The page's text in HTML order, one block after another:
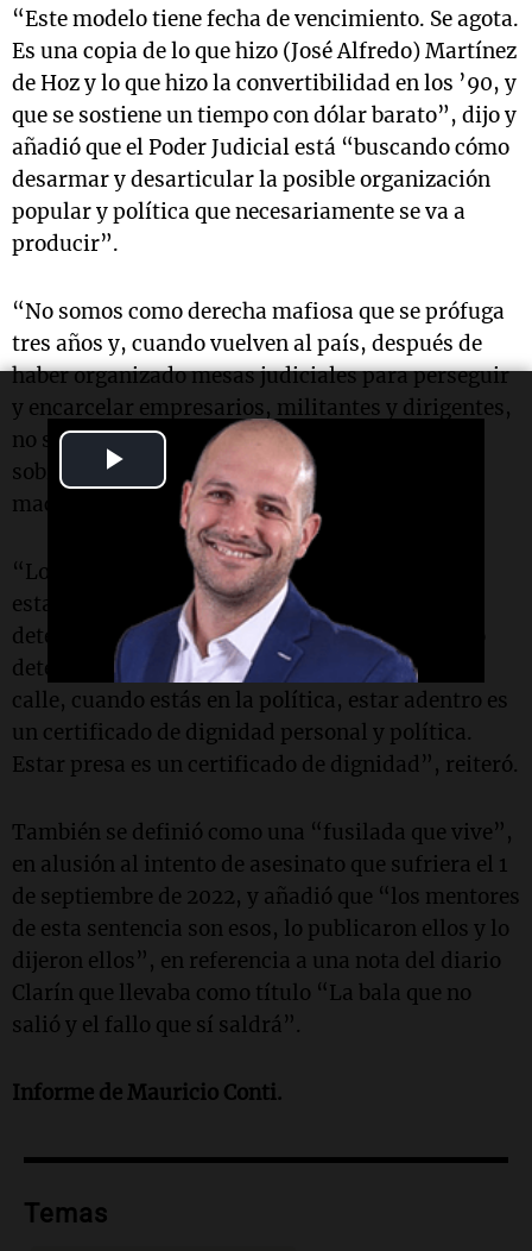
Play
Video
“Este modelo tiene fecha de vencimiento. Se agota.
Es una copia de lo que hizo (José Alfredo) Martínez
de Hoz y lo que hizo la convertibilidad en los ’90, y
que se sostiene un tiempo con dólar barato”, dijo y
añadió que el Poder Judicial está “buscando cómo
desarmar y desarticular la posible organización
popular y política que necesariamente se va a
producir”.
“No somos como derecha mafiosa que se prófuga
tres años y, cuando vuelven al país, después de
haber organizado mesas judiciales para perseguir
y encarcelar empresarios, militantes y dirigentes,
no sólo los excarcelan, sino que además los
sobreseen”, acotó en referencia al exasesor
macrista, Fabián “Pepín” Rodríguez Simón.
“Los peronistas estamos acá y vamos a seguir
estando acá, le guste a quien le guste; en
determinados momentos de la historia, cuando
determinados personajes caminan libres por la
calle, cuando estás en la política, estar adentro es
un certificado de dignidad personal y política.
Estar presa es un certificado de dignidad”, reiteró.
También se definió como una “fusilada que vive”,
en alusión al intento de asesinato que sufriera el 1
de septiembre de 2022, y añadió que “los mentores
de esta sentencia son esos, lo publicaron ellos y lo
dijeron ellos”, en referencia a una nota del diario
Clarín que llevaba como título “La bala que no
salió y el fallo que sí saldrá”.
Informe de Mauricio Conti.
Temas